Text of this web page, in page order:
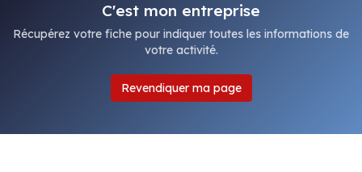
C'est mon entreprise
Récupérez votre fiche pour indiquer toutes les informations de
votre activité.
Revendiquer ma page